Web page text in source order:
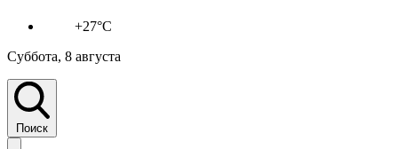
+27°C
Суббота, 8 августа
Поиск